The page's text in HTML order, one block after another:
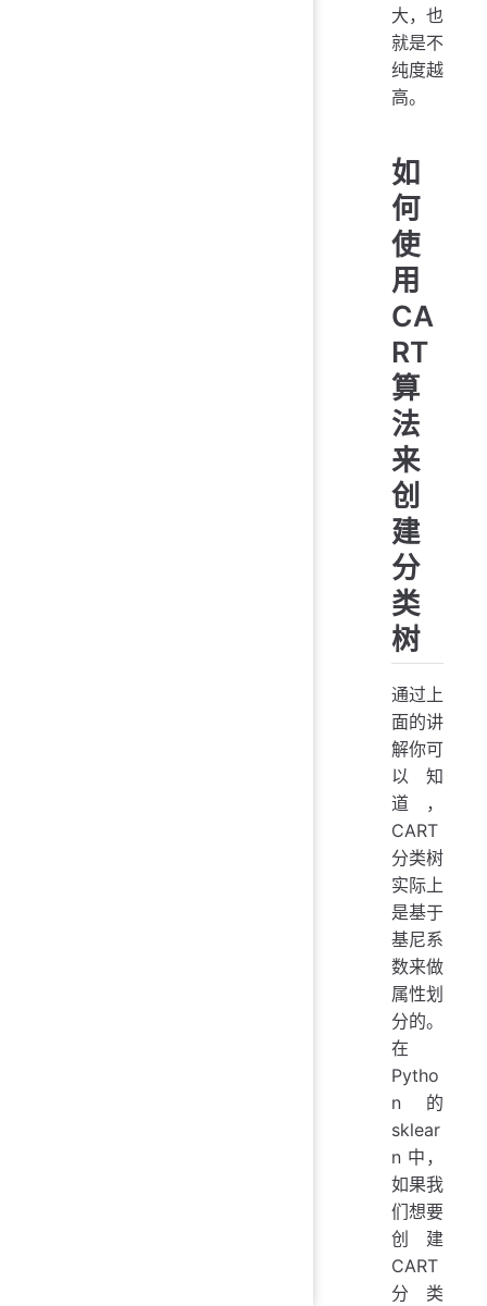
大，也
就是不
纯度越
高。
如
何
使
用
CA
RT
算
法
来
创
建
分
类
树
通过上
面的讲
解你可
以知
道，
CART
分类树
实际上
是基于
基尼系
数来做
属性划
分的。
在
Pytho
n 的
sklear
n 中，
如果我
们想要
创建
CART
分类